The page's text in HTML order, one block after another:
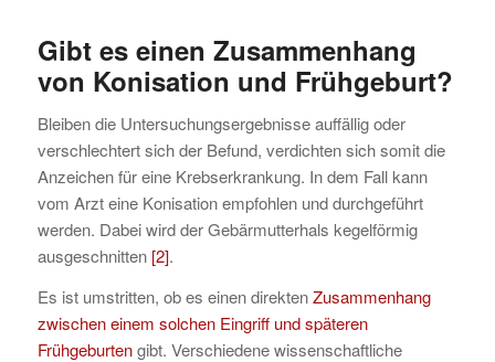
Gibt es einen Zusammenhang
von Konisation und Frühgeburt?
Bleiben die Untersuchungsergebnisse auffällig oder
verschlechtert sich der Befund, verdichten sich somit die
Anzeichen für eine Krebserkrankung. In dem Fall kann
vom Arzt eine Konisation empfohlen und durchgeführt
werden. Dabei wird der Gebärmutterhals kegelförmig
ausgeschnitten [2].
Es ist umstritten, ob es einen direktenZusammenhang
zwischen einem solchen Eingriff und späteren
Frühgeburtengibt. Verschiedene wissenschaftliche